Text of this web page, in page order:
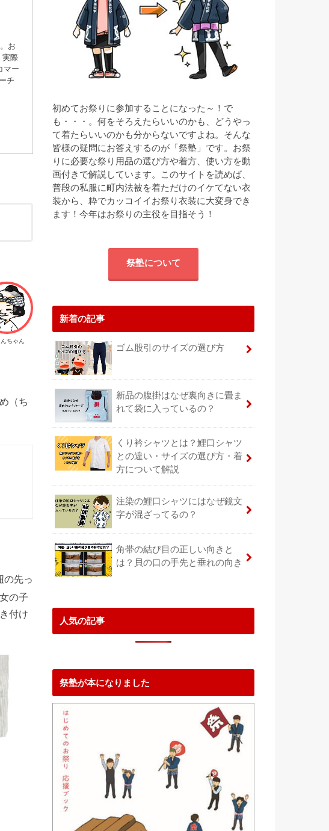
お
実際
マー
チ
ちゃん
（ち
の先っ
の子
付け
初めてお祭りに参加することになった～！で
も・・・。何をそろえたらいいのかも、どうやっ
て着たらいいのかも分からないですよね。そんな
皆様の疑問にお答えするのが「祭塾」です。お祭
りに必要な祭り用品の選び方や着方、使い方を動
画付きで解説しています。このサイトを読めば、
普段の私服に町内法被を着ただけのイケてない衣
装から、粋でカッコイイお祭り衣装に大変身でき
ます！今年はお祭りの主役を目指そう！
祭塾について
新着の記事
ゴム股引のサイズの選び方
新品の腹掛はなぜ裏向きに畳ま
れて袋に入っているの？
くり衿シャツとは？鯉口シャツ
との違い・サイズの選び方・着
方について解説
注染の鯉口シャツにはなぜ鏡文
字が混ざってるの？
角帯の結び目の正しい向きと
は？貝の口の手先と垂れの向き
人気の記事
祭塾が本になりました